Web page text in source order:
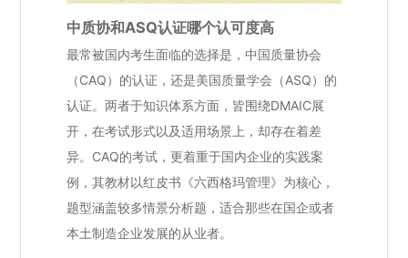
中质协和ASQ认证哪个认可度高
最常被国内考生面临的选择是，中国质量协会
（CAQ）的认证，还是美国质量学会（ASQ）的
认证。两者于知识体系方面，皆围绕DMAIC展
开，在考试形式以及适用场景上，却存在着差
异。CAQ的考试，更着重于国内企业的实践案
例，其教材以红皮书《六西格玛管理》为核心，
题型涵盖较多情景分析题，适合那些在国企或者
本土制造企业发展的从业者。